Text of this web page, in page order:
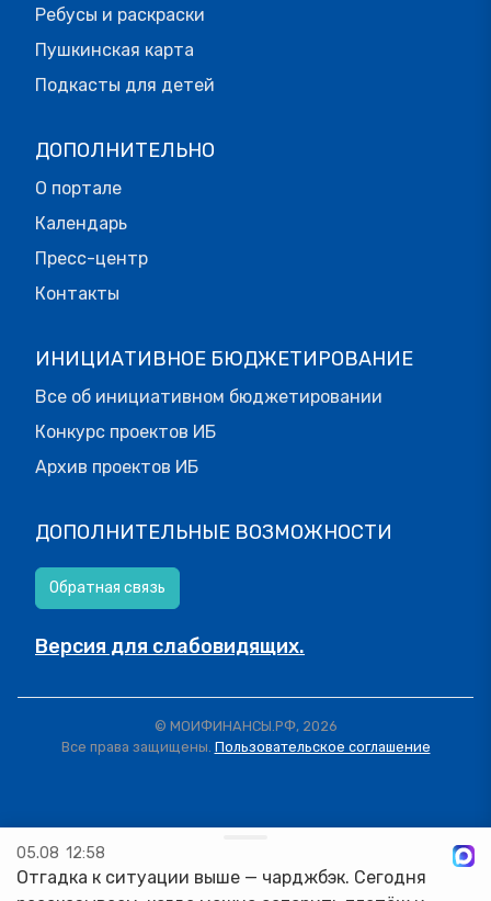
Ребусы и раскраски
Пушкинская карта
Подкасты для детей
ДОПОЛНИТЕЛЬНО
О портале
Календарь
Пресс-центр
Контакты
ИНИЦИАТИВНОЕ БЮДЖЕТИРОВАНИЕ
Все об инициативном бюджетировании
Конкурс проектов ИБ
Архив проектов ИБ
ДОПОЛНИТЕЛЬНЫЕ ВОЗМОЖНОСТИ
Обратная связь
Версия для слабовидящих.
© МОИФИНАНСЫ.РФ, 2026
Все права защищены. Пользовательское соглашение
05.08 12:58
Отгадка к ситуации выше — чарджбэк. Сегодня